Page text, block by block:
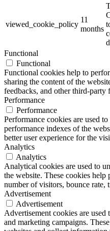
viewed_cookie_policy
11
months
Functional
Functional
Functional cookies help to
sharing the content of the
feedbacks, and other third-party
Performance
Performance
Performance cookies are used
performance indexes of the
better user experience for the
Analytics
Analytics
Analytical cookies are used to
the website. These cookies
number of visitors, bounce rate,
Advertisement
Advertisement
Advertisement cookies are
and marketing campaigns.